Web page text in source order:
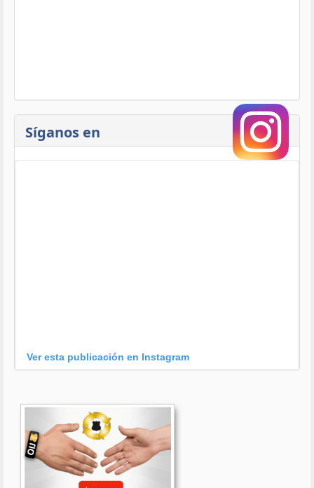
Síganos en
Ver esta publicación en Instagram